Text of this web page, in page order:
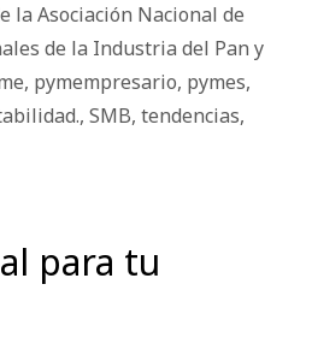
la Asociación Nacional de
de la Industria del Pan y
, pymempresario, pymes,
, SMB, tendencias,
para tu